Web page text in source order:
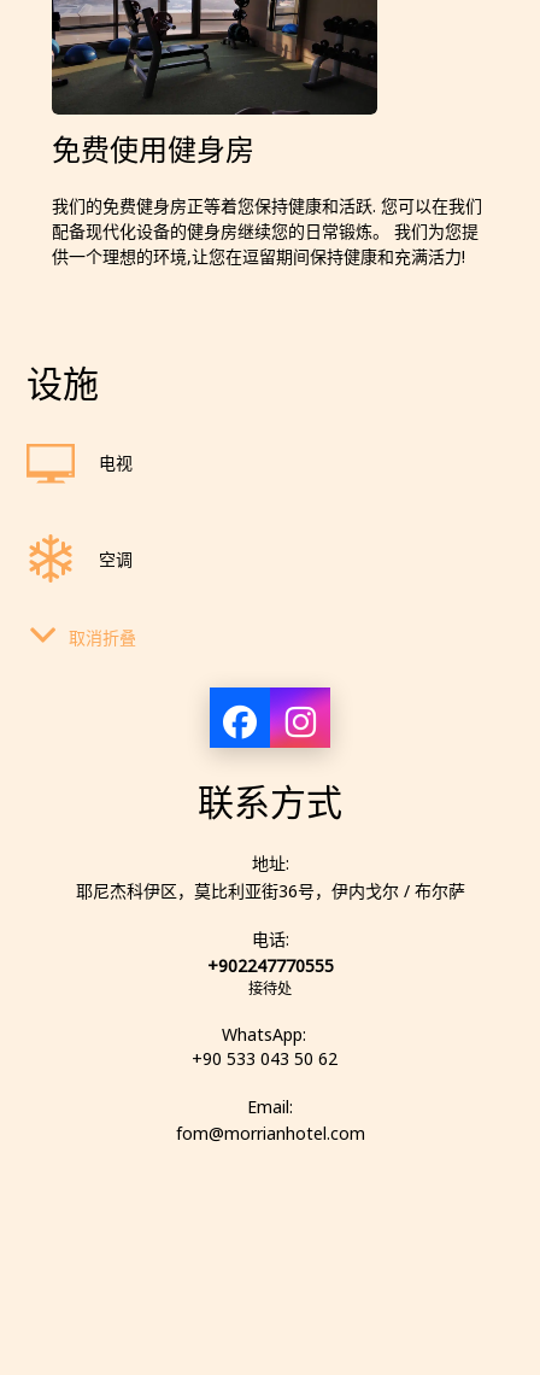
免费使用健身房
我们的免费健身房正等着您保持健康和活跃. 您可以在我们
配备现代化设备的健身房继续您的日常锻炼。 我们为您提
供一个理想的环境,让您在逗留期间保持健康和充满活力!
设施
电视
空调
取消折叠
联系方式
地址:
耶尼杰科伊区，莫比利亚街36号，伊内戈尔 / 布尔萨
电话:
+902247770555
接待处
WhatsApp:
+90 533 043 50 62
Email:
fom@morrianhotel.com